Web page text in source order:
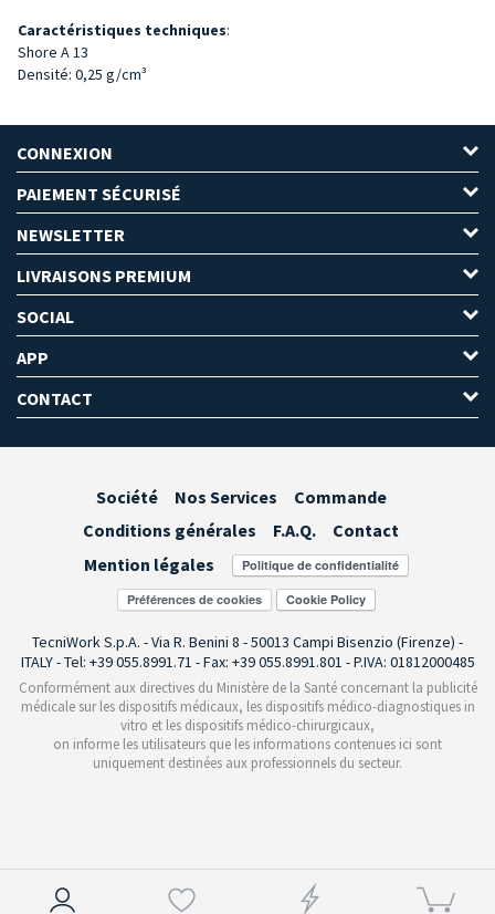
Caractéristiques techniques:
Shore A 13
Densité: 0,25 g/cm³
CONNEXION
PAIEMENT SÉCURISÉ
NEWSLETTER
LIVRAISONS PREMIUM
SOCIAL
APP
CONTACT
Société Nos Services
Commande
Conditions générales
F.A.Q.
Contact
Mention légales
Préférences de cookies
TecniWork S.p.A. - Via R. Benini 8 - 50013 Campi Bisenzio (Firenze) -
ITALY - Tel: +39 055.8991.71 - Fax: +39 055.8991.801 - P.IVA: 01812000485
Conformément aux directives du Ministère de la Santé concernant la publicité
médicale sur les dispositifs médicaux, les dispositifs médico-diagnostiques in
vitro et les dispositifs médico-chirurgicaux,
on informe les utilisateurs que les informations contenues ici sont
uniquement destinées aux professionnels du secteur.